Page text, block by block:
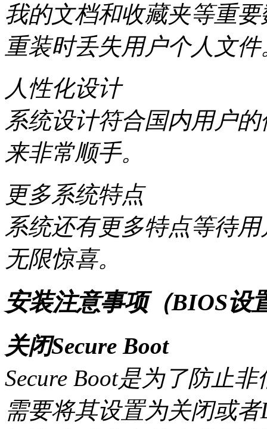
我的文档和收藏夹等重
重装时丢失用户个人文件
人性化设计
系统设计符合国内用户
来非常顺手。
更多系统特点
系统还有更多特点等待
无限惊喜。
安装注意事项（BIOS设
关闭Secure Boot
Secure Boot是为了防止
需要将其设置为关闭或